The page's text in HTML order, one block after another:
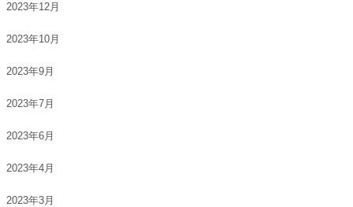
2023年12月
2023年10月
2023年9月
2023年7月
2023年6月
2023年4月
2023年3月